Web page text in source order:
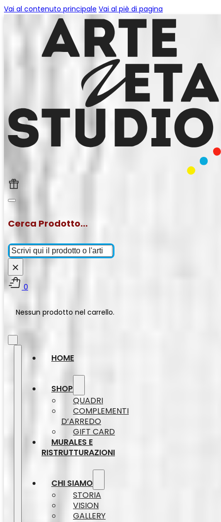
Vai al contenuto principale Vai al piè di pagina
Cerca Prodotto...
Cerca
×
0
Nessun prodotto nel carrello.
HOME
SHOP
QUADRI
COMPLEMENTI
D’ARREDO
GIFT CARD
MURALES E
RISTRUTTURAZIONI
CHI SIAMO
STORIA
VISION
GALLERY